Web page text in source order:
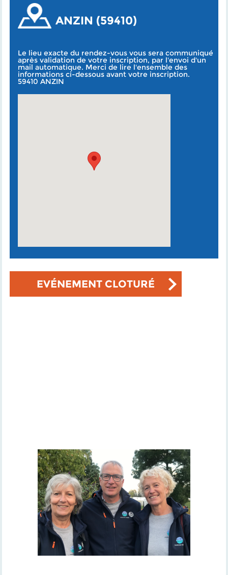
ANZIN (59410)
Le lieu exacte du rendez-vous vous sera communiqué
après validation de votre inscription, par l'envoi d'un
mail automatique. Merci de lire l'ensemble des
informations ci-dessous avant votre inscription.
59410 ANZIN
EVÉNEMENT CLOTURÉ